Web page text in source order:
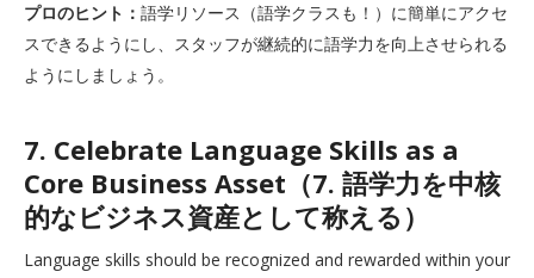
プロのヒント： 語学リソース（語学クラスも！）に簡単にアクセ
スできるようにし、スタッフが継続的に語学力を向上させられる
ようにしましょう。
7. Celebrate Language Skills as a
Core Business Asset（7. 語学力を中核
的なビジネス資産として称える）
Language skills should be recognized and rewarded within your